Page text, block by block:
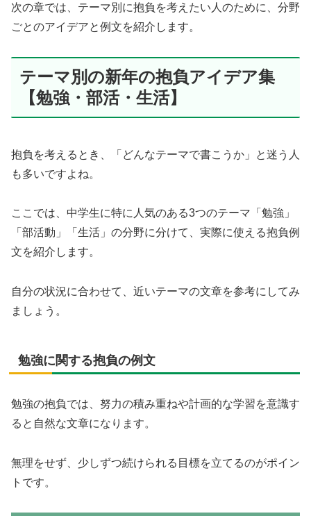
次の章では、テーマ別に抱負を考えたい人のために、分野
ごとのアイデアと例文を紹介します。
テーマ別の新年の抱負アイデア集
【勉強・部活・生活】
抱負を考えるとき、「どんなテーマで書こうか」と迷う人
も多いですよね。
ここでは、中学生に特に人気のある3つのテーマ「勉強」
「部活動」「生活」の分野に分けて、実際に使える抱負例
文を紹介します。
自分の状況に合わせて、近いテーマの文章を参考にしてみ
ましょう。
勉強に関する抱負の例文
勉強の抱負では、努力の積み重ねや計画的な学習を意識す
ると自然な文章になります。
無理をせず、少しずつ続けられる目標を立てるのがポイン
トです。